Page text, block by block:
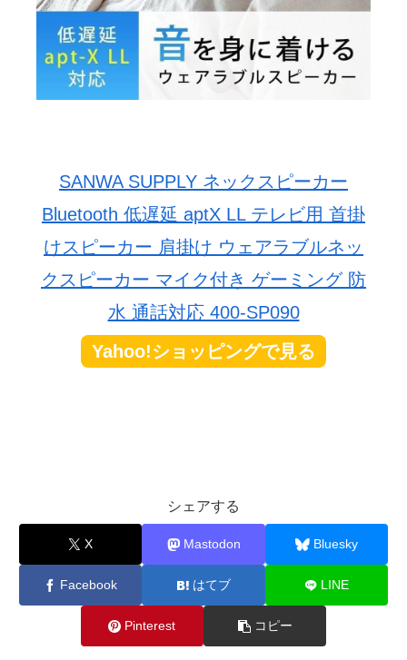
SANWA SUPPLY ネックスピーカー
Bluetooth 低遅延 aptX LL テレビ用 首掛
けスピーカー 肩掛け ウェアラブルネッ
クスピーカー マイク付き ゲーミング 防
水 通話対応 400-SP090
Yahoo!ショッピングで見る
シェアする
X Mastodon Bluesky
Facebook はてブ LINE
Pinterest コピー